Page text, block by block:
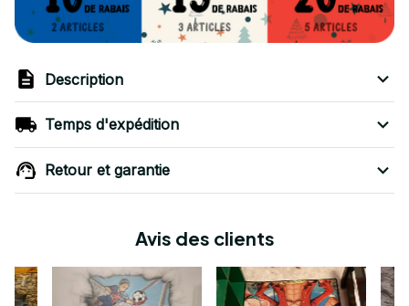
Description
Temps d'expédition
Retour et garantie
Avis des clients